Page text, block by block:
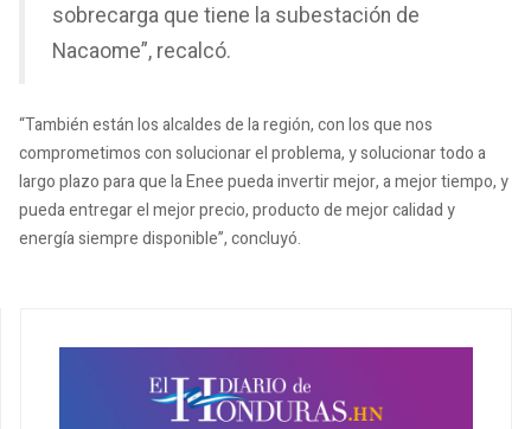
sobrecarga que tiene la subestación de
Nacaome”, recalcó.
“También están los alcaldes de la región, con los que nos
comprometimos con solucionar el problema, y solucionar todo a
largo plazo para que la Enee pueda invertir mejor, a mejor tiempo, y
pueda entregar el mejor precio, producto de mejor calidad y
energía siempre disponible”, concluyó.